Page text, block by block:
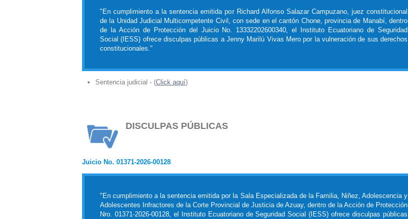
"En cumplimiento a la sentencia emitida por Richard Alfonso Salazar Campuzano, juez constitucional
de la Unidad Judicial Multicompetente Civil, con sede en el cantón Chone, provincia de Manabí, dentro
de la Acción de Protección del Juicio No. 13332202600340, el Instituto Ecuatoriano de Seguridad
Social (IESS) ofrece disculpas públicas a Jenny Marilú Vivas Mero por la vulneración de sus derechos
constitucionales."
Sentencia judicial - (Click aquí)
DISCULPAS PÚBLICAS
Juicio No. 01371-2026-00128
"En cumplimiento a la sentencia emitida por la Sala Especializada de la Familia, Niñez, Adolescencia y
Adolescentes Infractores de la Corte Provincial de Justicia de Azuay, dentro de la Acción de Protección
Nro. 01371-2026-00128, el Instituto Ecuatoriano de Seguridad Social (IESS) ofrece disculpas públicas